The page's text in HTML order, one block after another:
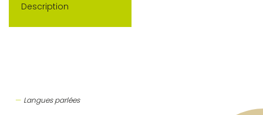
Description
Langues parlées